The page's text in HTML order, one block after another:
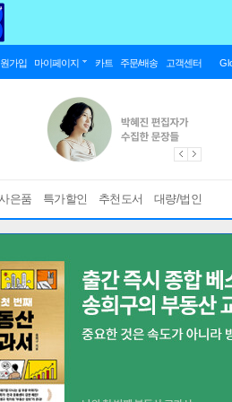
가입 마이페이지 카트 주문/배송 고객센터
은품 특가할인 추천도서 대량/법인
행운을 끌어당기는 힘